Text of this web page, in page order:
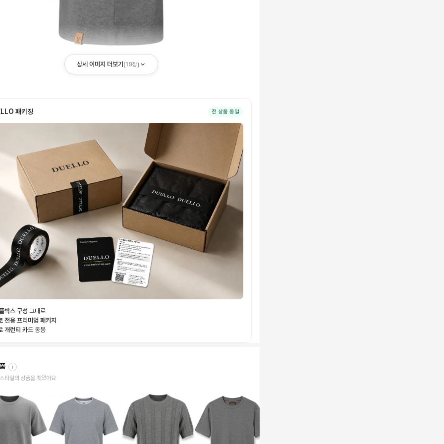
상세 이미지 더보기 (19장)
패키징 전 상품 동일
박스 구성 그대로
전용 프리미엄 패키지
개런티 카드 동봉
i
타일의 상품을 찾았어요